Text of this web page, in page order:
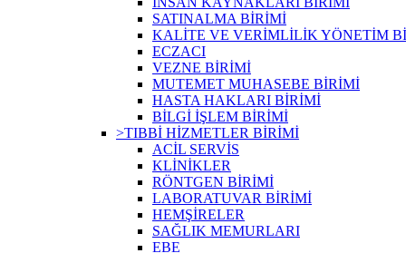
SATINALMA BİRİMİ
KALİTE VE VERİMLİLİK YÖNETİM
ECZACI
VEZNE BİRİMİ
MUTEMET MUHASEBE BİRİMİ
HASTA HAKLARI BİRİMİ
BİLGİ İŞLEM BİRİMİ
>TIBBİ HİZMETLER BİRİMİ
ACİL SERVİS
KLİNİKLER
RÖNTGEN BİRİMİ
LABORATUVAR BİRİMİ
HEMŞİRELER
SAĞLIK MEMURLARI
EBE